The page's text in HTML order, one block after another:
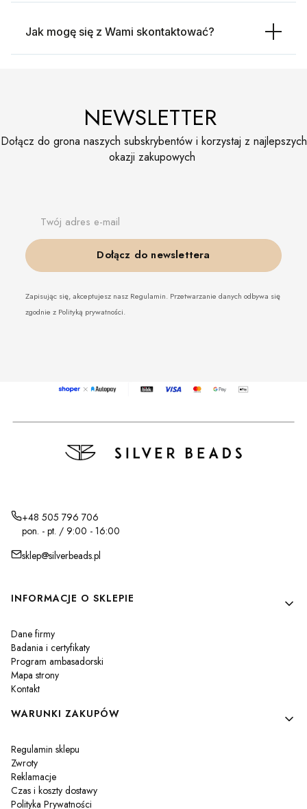
Jak mogę się z Wami skontaktować?
NEWSLETTER
Dołącz do grona naszych subskrybentów i korzystaj z najlepszych
okazji zakupowych
Twój adres e-mail
Dołącz do newslettera
Zapisując się, akceptujesz nasz Regulamin. Przetwarzanie danych odbywa się
zgodnie z Polityką prywatności.
+48 505 796 706
pon. - pt. / 9:00 - 16:00
sklep@silverbeads.pl
Linki w stopce
INFORMACJE O SKLEPIE
Dane firmy
Badania i certyfikaty
Program ambasadorski
Mapa strony
Kontakt
WARUNKI ZAKUPÓW
Regulamin sklepu
Zwroty
Reklamacje
Czas i koszty dostawy
Polityka Prywatności